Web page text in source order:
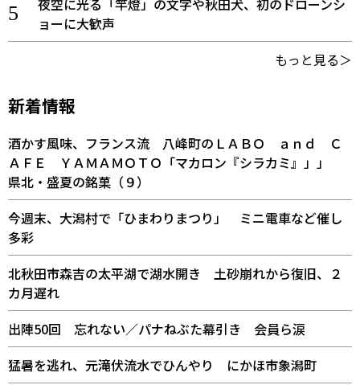
夜空に光る「竿燈」の文字や秋田犬、初のドローンシ
ョーに大歓声
もっと見る＞
新着情報
酒かす風味、フランス流 八峰町のＬＡＢＯ ａｎｄ Ｃ
ＡＦＥ ＹＡＭＡＭＯＴＯ「マカロン『シラカミ』」」
県北・盛夏の銘菓（９）
今週末、大潟村で「ひまわりまつり」 ミニ電車など催し
多彩
北秋田市森吉の太平湖で湖水開き 土砂崩れから復旧、２
カ月遅れ
出陣50回 忘れない／パナねぶた幕引き 会員ら涙
猛暑を逃れ、元滝伏流水でひんやり にかほ市象潟町